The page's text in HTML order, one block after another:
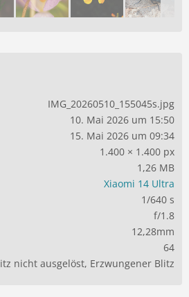
IMG_20260510_155045s.jpg
10. Mai 2026 um 15:50
15. Mai 2026 um 09:34
1.400 × 1.400 px
1,26 MB
Xiaomi 14 Ultra
1/640 s
f/1.8
12,28mm
64
nicht ausgelöst, Erzwungener Blitz